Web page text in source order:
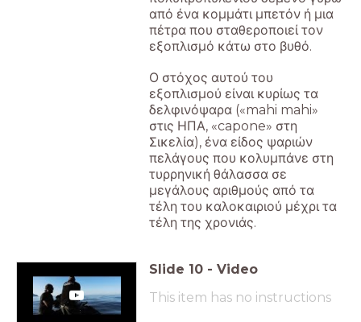
από ένα κομμάτι μπετόν ή μια
πέτρα που σταθεροποιεί τον
εξοπλισμό κάτω στο βυθό.
Ο στόχος αυτού του
εξοπλισμού είναι κυρίως τα
δελφινόψαρα («mahi mahi»
στις ΗΠΑ, «capone» στη
Σικελία), ένα είδος ψαριών
πελάγους που κολυμπάνε στη
τυρρηνική θάλασσα σε
μεγάλους αριθμούς από τα
τέλη του καλοκαιριού μέχρι τα
τέλη της χρονιάς.
Slide 10 - Video
This item has no instructions